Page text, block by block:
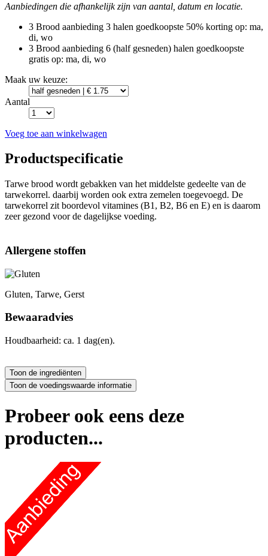
Aanbiedingen die afhankelijk zijn van aantal, datum en locatie.
3 Brood aanbieding 3 halen goedkoopste 50% korting op: ma,
di, wo
3 Brood aanbieding 6 (half gesneden) halen goedkoopste
gratis op: ma, di, wo
Maak uw keuze:
Aantal
Voeg toe aan winkelwagen
Productspecificatie
Tarwe brood wordt gebakken van het middelste gedeelte van de
tarwekorrel. daarbij worden ook extra zemelen toegevoegd. De
tarwekorrel zit boordevol vitamines (B1, B2, B6 en E) en is daarom
zeer gezond voor de dagelijkse voeding.
Allergene stoffen
Gluten, Tarwe, Gerst
Bewaaradvies
Houdbaarheid: ca. 1 dag(en).
Probeer ook eens deze
producten...